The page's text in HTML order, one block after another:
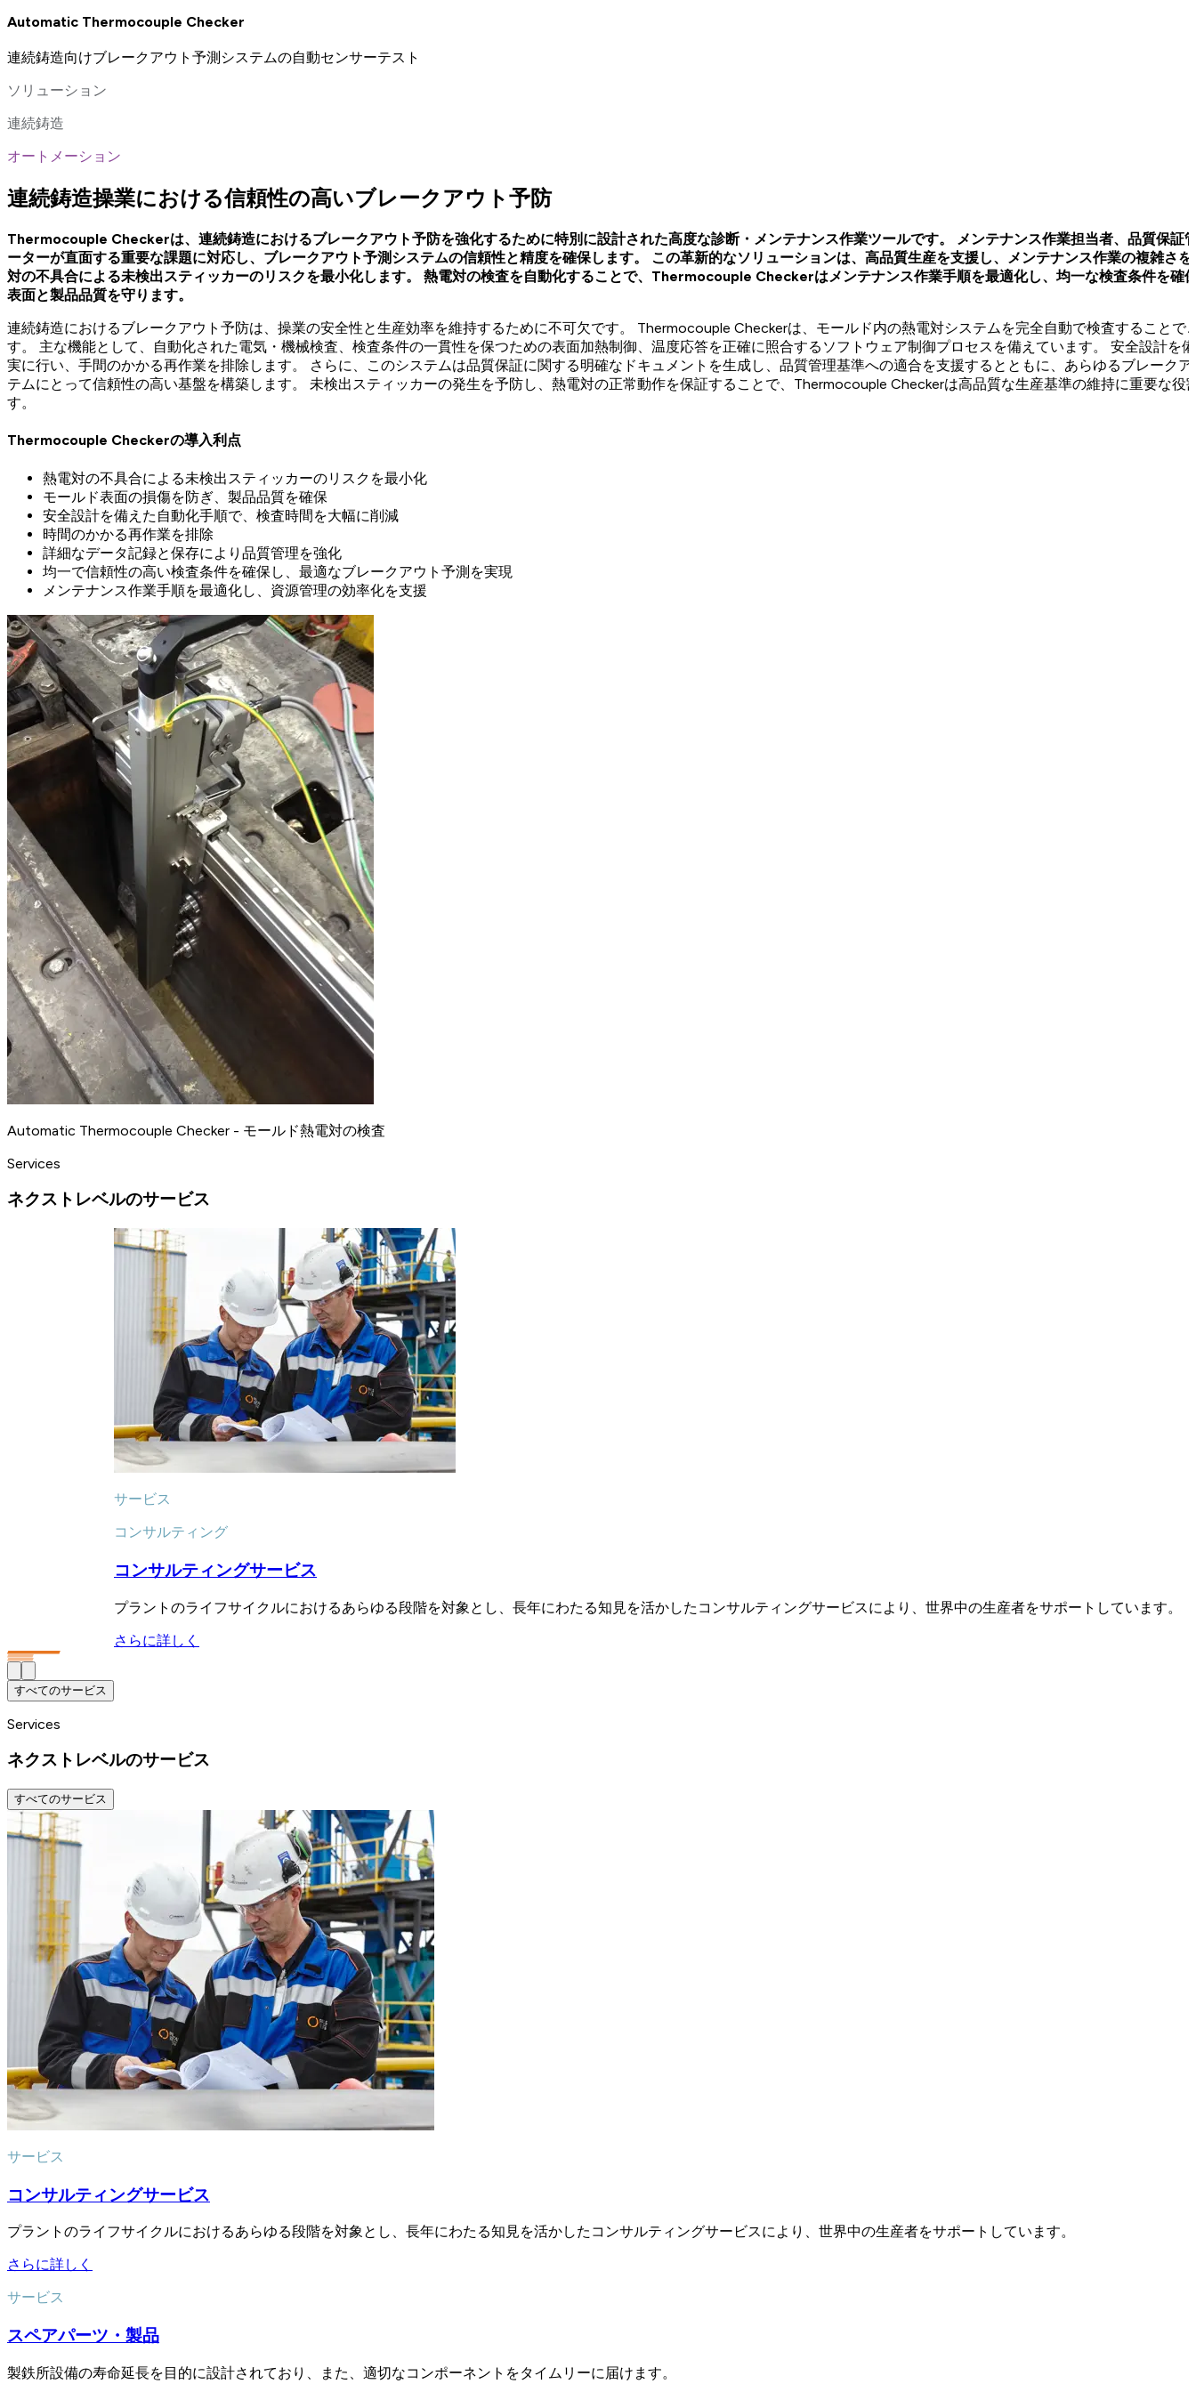
Automatic Thermocouple Checker
連続鋳造向けブレークアウト予測システムの自動センサーテスト
ソリューション
連続鋳造
オートメーション
連続鋳造操業における信頼性の高いブレークアウト予防
Thermocouple Checkerは、連続鋳造におけるブレークアウト予防を強化するために特別に設計された高度な診断・メンテナンス作業ツールです。 メンテナンス作業担当者、品質保証
ーターが直面する重要な課題に対応し、ブレークアウト予測システムの信頼性と精度を確保します。 この革新的なソリューションは、高品質生産を支援し、メンテナンス作業の複雑さ
対の不具合による未検出スティッカーのリスクを最小化します。 熱電対の検査を自動化することで、Thermocouple Checkerはメンテナンス作業手順を最適化し、均一な検査条件を確
表面と製品品質を守ります。
連続鋳造におけるブレークアウト予防は、操業の安全性と生産効率を維持するために不可欠です。 Thermocouple Checkerは、モールド内の熱電対システムを完全自動で検査することで
す。 主な機能として、自動化された電気・機械検査、検査条件の一貫性を保つための表面加熱制御、温度応答を正確に照合するソフトウェア制御プロセスを備えています。 安全設計を
実に行い、手間のかかる再作業を排除します。 さらに、このシステムは品質保証に関する明確なドキュメントを生成し、品質管理基準への適合を支援するとともに、あらゆるブレーク
テムにとって信頼性の高い基盤を構築します。 未検出スティッカーの発生を予防し、熱電対の正常動作を保証することで、Thermocouple Checkerは高品質な生産基準の維持に重要な役
す。
Thermocouple Checkerの導入利点
熱電対の不具合による未検出スティッカーのリスクを最小化
モールド表面の損傷を防ぎ、製品品質を確保
安全設計を備えた自動化手順で、検査時間を大幅に削減
時間のかかる再作業を排除
詳細なデータ記録と保存により品質管理を強化
均一で信頼性の高い検査条件を確保し、最適なブレークアウト予測を実現
メンテナンス作業手順を最適化し、資源管理の効率化を支援
Automatic Thermocouple Checker - モールド熱電対の検査
Services
ネクストレベルのサービス
サービス
コンサルティング
コンサルティングサービス
プラントのライフサイクルにおけるあらゆる段階を対象とし、長年にわたる知見を活かしたコンサルティングサービスにより、世界中の生産者をサポートしています。
さらに詳しく
すべてのサービス
Services
ネクストレベルのサービス
すべてのサービス
サービス
コンサルティングサービス
プラントのライフサイクルにおけるあらゆる段階を対象とし、長年にわたる知見を活かしたコンサルティングサービスにより、世界中の生産者をサポートしています。
さらに詳しく
サービス
スペアパーツ・製品
製鉄所設備の寿命延長を目的に設計されており、また、適切なコンポーネントをタイムリーに届けます。